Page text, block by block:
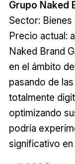
Grupo Naked
Sector:
Precio actual:
Naked Brand
en el ámbito
pasando de
totalmente
optimizando
podría
significativo